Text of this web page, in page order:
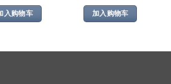
入购物车 加入购物车